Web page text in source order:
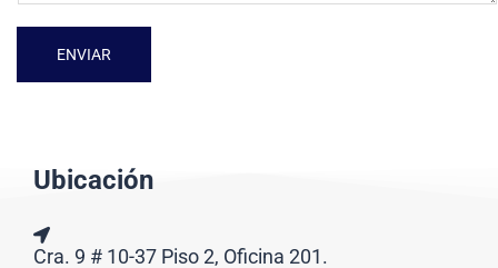
ENVIAR
Ubicación
Cra. 9 # 10-37 Piso 2, Oficina 201.